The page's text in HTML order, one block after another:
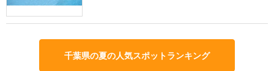
千葉県の夏の人気スポットランキング